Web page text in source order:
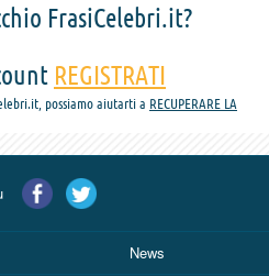
FrasiCelebri.it?
REGISTRATI
possiamo aiutarti a RECUPERARE LA
News